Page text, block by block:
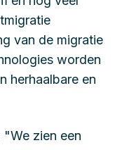
van de migratie
worden
herhaalbare en
"We zien een